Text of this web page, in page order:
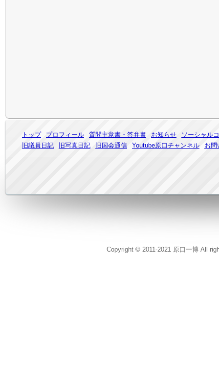
トップ プロフィール 質問主意書・答弁書 お知らせ
ソーシャル
旧議員日記
旧写真日記 旧国会通信 Youtube原口チャンネル お問
Copyright © 2011-2021 原口一博 All